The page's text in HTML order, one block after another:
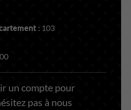
: 103
un compte pour
pas à nous